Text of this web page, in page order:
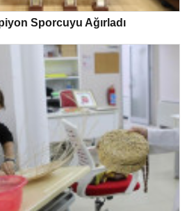
Sporcuyu Ağırladı